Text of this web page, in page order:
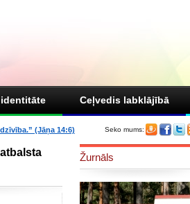
Ceļvedis labklājībā
Seko mums:
(Jāņa 14:6)
Žurnāls